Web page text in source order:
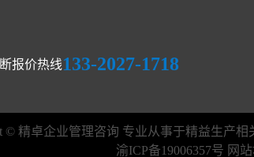
报价热线133-2027-1718
© 精卓企业管理咨询 专业从事于精益生产相
渝ICP备19006357号 网